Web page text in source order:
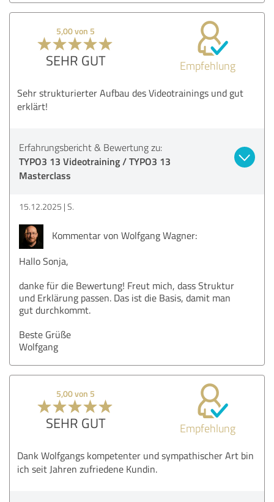
5,00 von 5
SEHR GUT Empfehlung
Sehr strukturierter Aufbau des Videotrainings und gut
erklärt!
Erfahrungsbericht & Bewertung zu:
TYPO3 13 Videotraining / TYPO3 13
Masterclass
15.12.2025 S.
Kommentar von Wolfgang Wagner:
Hallo Sonja,
danke für die Bewertung! Freut mich, dass Struktur
und Erklärung passen. Das ist die Basis, damit man
gut durchkommt.
Beste Grüße
Wolfgang
5,00 von 5
SEHR GUT Empfehlung
Dank Wolfgangs kompetenter und sympathischer Art bin
ich seit Jahren zufriedene Kundin.